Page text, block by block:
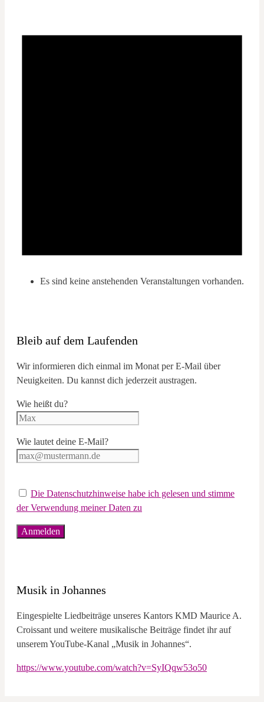
Es sind keine anstehenden Veranstaltungen vorhanden.
Bleib auf dem Laufenden
Wir informieren dich einmal im Monat per E-Mail über
Neuigkeiten. Du kannst dich jederzeit austragen.
Wie heißt du?
Wie lautet deine E-Mail?
Die Datenschutzhinweise habe ich gelesen und stimme
der Verwendung meiner Daten zu
Musik in Johannes
Eingespielte Liedbeiträge unseres Kantors KMD Maurice A.
Croissant und weitere musikalische Beiträge findet ihr auf
unserem YouTube-Kanal „Musik in Johannes“.
https://www.youtube.com/watch?v=SyIQqw53o50